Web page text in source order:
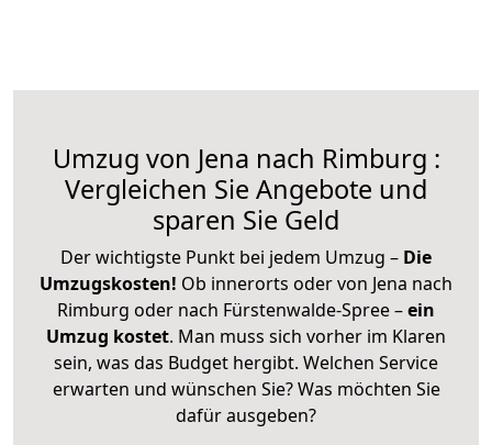
Umzug von Jena nach Rimburg :
Vergleichen Sie Angebote und
sparen Sie Geld
Der wichtigste Punkt bei jedem Umzug – Die
Umzugskosten! Ob innerorts oder von Jena nach
Rimburg oder nach Fürstenwalde-Spree –ein
Umzug kostet. Man muss sich vorher im Klaren
sein, was das Budget hergibt. Welchen Service
erwarten und wünschen Sie? Was möchten Sie
dafür ausgeben?